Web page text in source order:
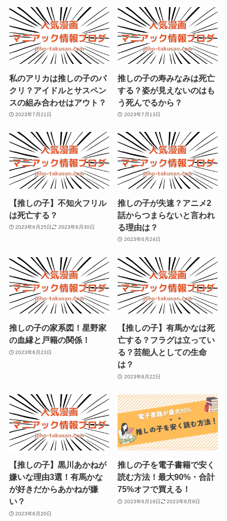
私のアリカは推しの子のパ
クリ？アイドルとサスペン
スの組み合わせはアウト？
2023年7月21日
推しの子の寿みなみは死亡
する？姿が見えないのはも
う死んでるから？
2023年7月13日
【推しの子】不知火フリル
は死亡する？
2023年6月25日 2023年6月30日
推しの子が失速？アニメ2
話からつまらないと言われ
る理由は？
2023年6月24日
推しの子の家系図！星野家
の血縁と戸籍の関係！
2023年6月23日
【推しの子】有馬かなは死
亡する？フラグは立ってい
る？芸能人としての生命
は？
2023年6月22日
【推しの子】黒川あかねが
嫌いな理由3選！有馬かな
が好きだからあかねが嫌
い？
2023年6月20日
推しの子を電子書籍で安く
読む方法！最大90%・合計
75%オフで買える！
2023年6月19日 2023年8月9日